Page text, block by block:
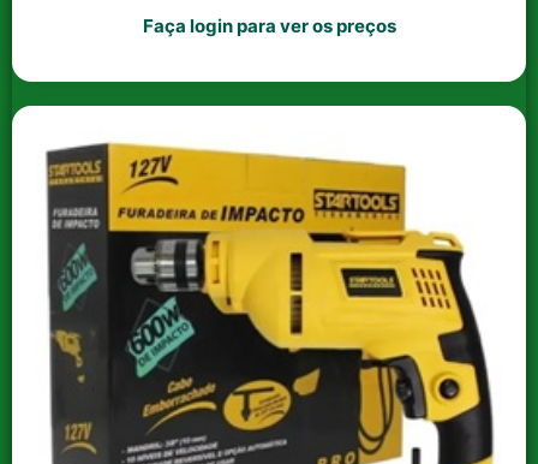
DUCHA ENERDUCHA UP
BRANCA ENERBRAS
Faça login para ver os
preços
Ver opções
ADESIVO PVC COLA TUBO
Faça login para ver os
preços
Ver opções
Faça login para ver os preços